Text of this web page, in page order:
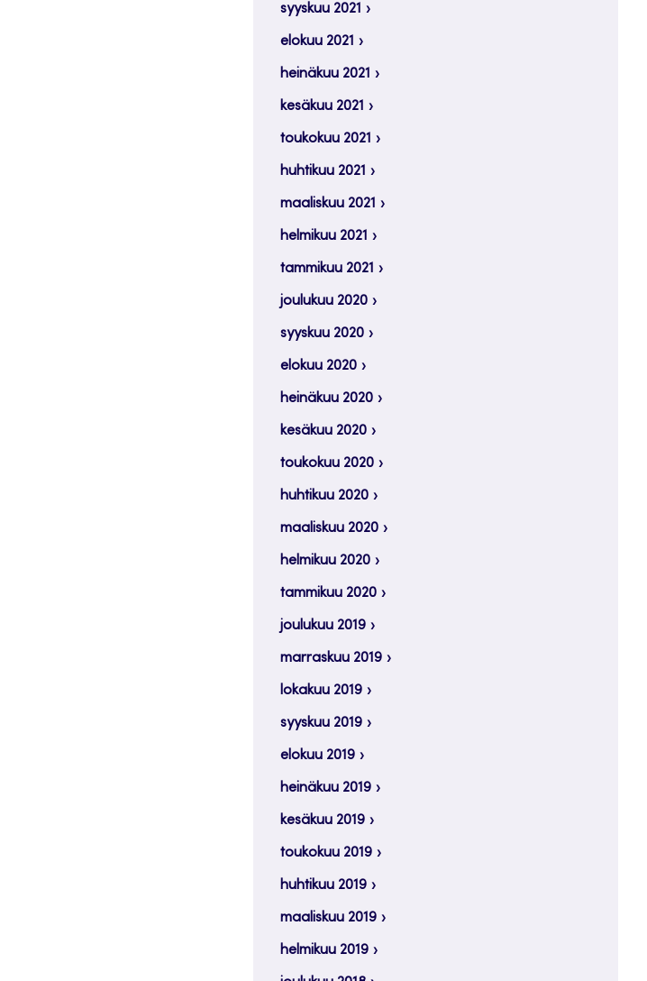
syyskuu 2021
elokuu 2021
heinäkuu 2021
kesäkuu 2021
toukokuu 2021
huhtikuu 2021
maaliskuu 2021
helmikuu 2021
tammikuu 2021
joulukuu 2020
syyskuu 2020
elokuu 2020
heinäkuu 2020
kesäkuu 2020
toukokuu 2020
huhtikuu 2020
maaliskuu 2020
helmikuu 2020
tammikuu 2020
joulukuu 2019
marraskuu 2019
lokakuu 2019
syyskuu 2019
elokuu 2019
heinäkuu 2019
kesäkuu 2019
toukokuu 2019
huhtikuu 2019
maaliskuu 2019
helmikuu 2019